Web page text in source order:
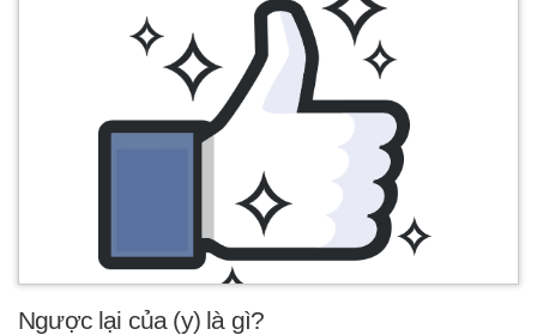
Ngược lại của (y) là gì?